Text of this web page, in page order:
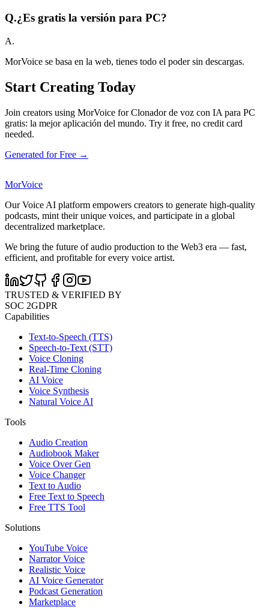
Q.¿Es gratis la versión para PC?
A.
MorVoice se basa en la web, tienes todo el poder sin descargas.
Start Creating Today
Join creators using MorVoice for Clonador de voz con IA para PC
gratis: la mejor aplicación del mundo. Try it free, no credit card
needed.
Generated for Free →
MorVoice
Our Voice AI platform empowers creators to generate high-quality
podcasts, mint their unique voices, and participate in a global
decentralized marketplace.
We bring the future of audio production to the Web3 era — fast,
efficient, and profitable for every voice artist.
TRUSTED & VERIFIED BY
SOC 2GDPR
Capabilities
Text-to-Speech (TTS)
Speech-to-Text (STT)
Voice Cloning
Real-Time Cloning
AI Voice
Voice Synthesis
Natural Voice AI
Tools
Audio Creation
Audiobook Maker
Voice Over Gen
Voice Changer
Text to Audio
Free Text to Speech
Free TTS Tool
Solutions
YouTube Voice
Narrator Voice
Realistic Voice
AI Voice Generator
Podcast Generation
Marketplace